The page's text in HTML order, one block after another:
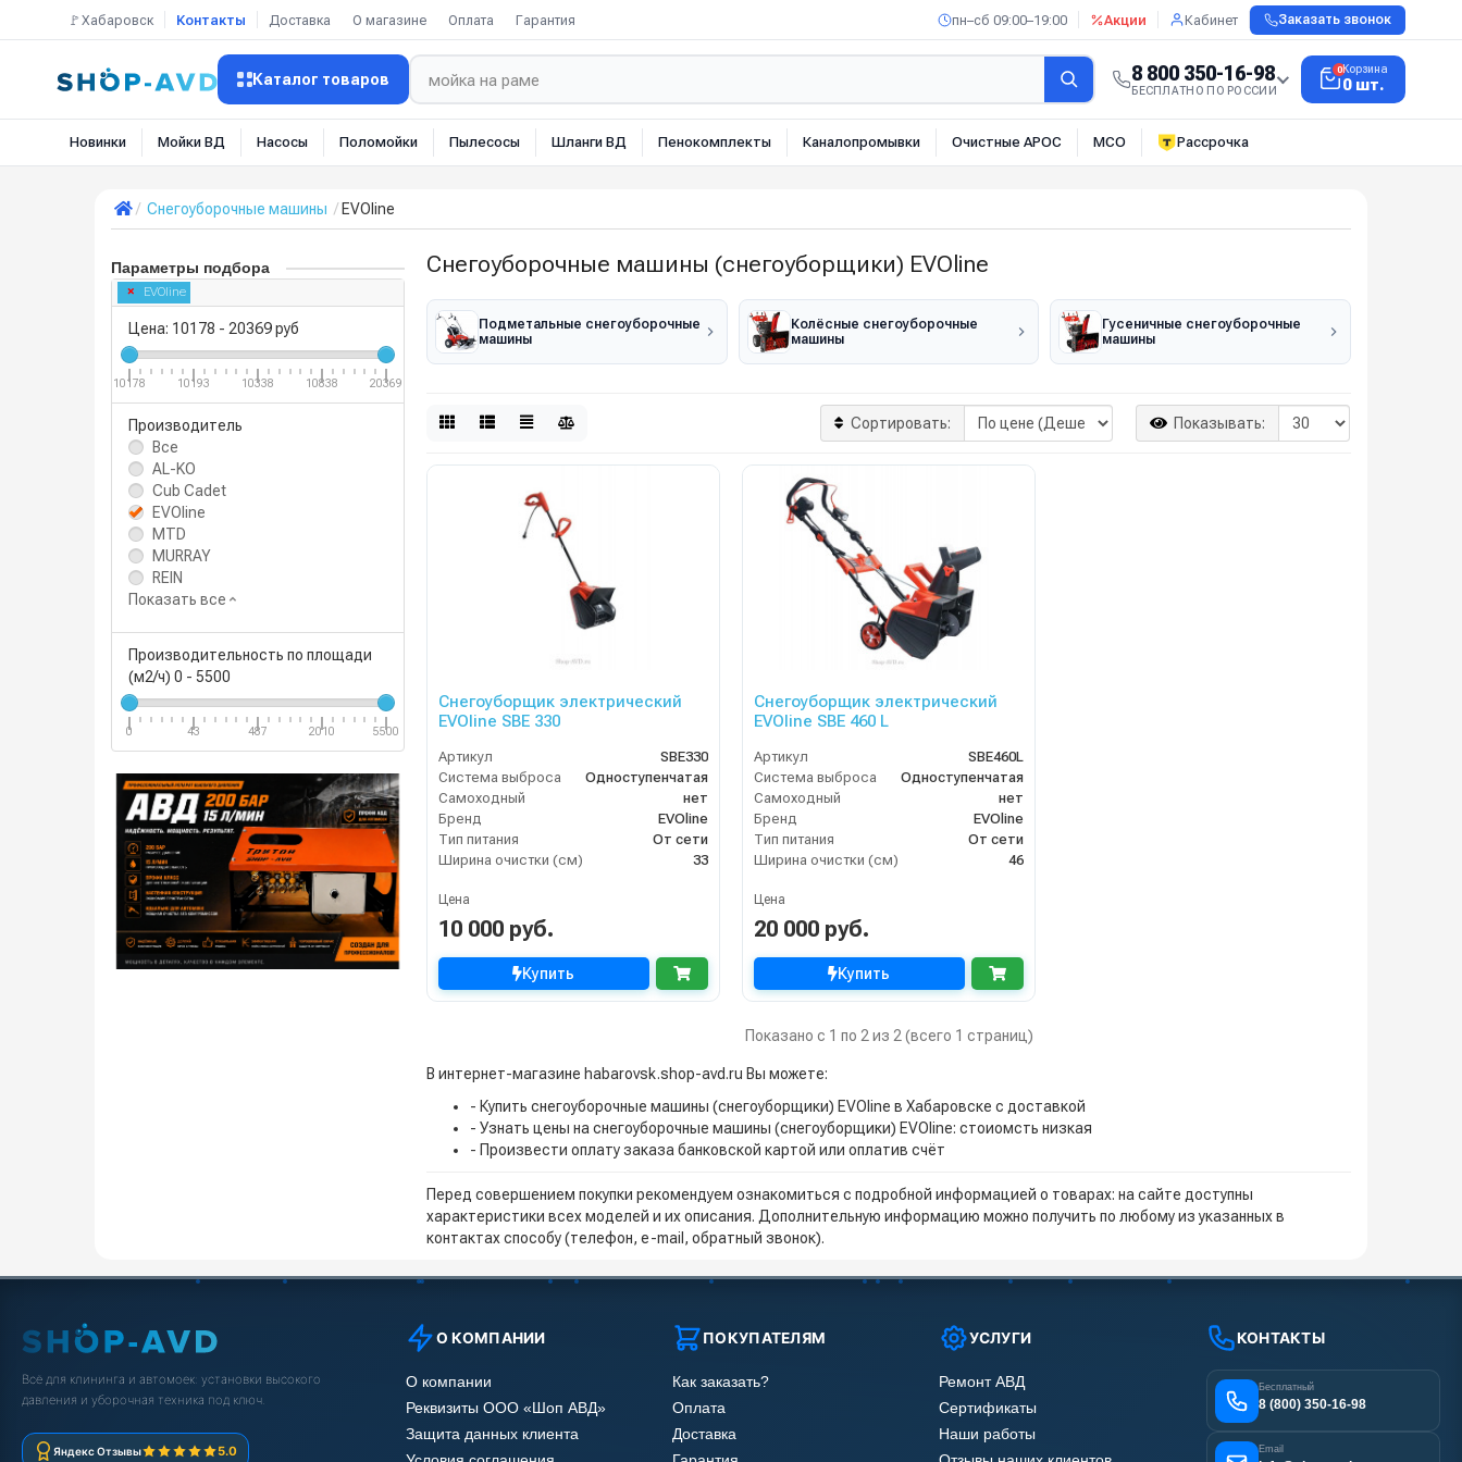
🚩Хабаровск Контакты Доставка О магазине Оплата Гарантия пн–сб 09:00–19:00 Акции Кабинет Заказать звонок
Каталог товаров 8 800 350-16-98
БЕСПЛАТНО ПО РОССИИ
0Корзина
0 шт.
Новинки Мойки ВД Насосы Поломойки Пылесосы Шланги ВД Пенокомплекты Каналопромывки Очистные АРОС МСО Рассрочка
Снегоуборочные машины EVOline
Параметры подбора
EVOline
Цена: 10178 - 20369руб
10178 10193 10338 10838 20369
Производитель
Все
AL-KO
Cub Cadet
EVOline
MTD
MURRAY
REIN
Показать все
Производительность по площади
(м2/ч) 0 - 5500
0 43 487 2010 5500
Снегоуборочные машины (снегоуборщики) EVOline
Подметальные снегоуборочные
машины
Колёсные снегоуборочные
машины
Гусеничные снегоуборочные
машины
Сортировать: Показывать:
Снегоуборщик электрический
EVOline SBE 330
Артикул
SBE330
Система выброса
Одноступенчатая
Самоходный
нет
Бренд
EVOline
Тип питания
От сети
Ширина очистки (см)
33
Цена
10 000 руб.
Купить
Снегоуборщик электрический
EVOline SBE 460 L
Артикул
SBE460L
Система выброса
Одноступенчатая
Самоходный
нет
Бренд
EVOline
Тип питания
От сети
Ширина очистки (см)
46
Цена
20 000 руб.
Купить
Показано с 1 по 2 из 2 (всего 1 страниц)
В интернет-магазине habarovsk.shop-avd.ru Вы можете:
- Купить снегоуборочные машины (снегоуборщики) EVOline в Хабаровске с доставкой
- Узнать цены на снегоуборочные машины (снегоуборщики) EVOline: стоиомсть низкая
- Произвести оплату заказа банковской картой или оплатив счёт
Перед совершением покупки рекомендуем ознакомиться с подробной информацией о товарах: на сайте доступны
характеристики всех моделей и их описания. Дополнительную информацию можно получить по любому из указанных в
контактах способу (телефон, e-mail, обратный звонок).
Всё для клининга и автомоек: установки высокого
давления и уборочная техника под ключ.
Яндекс Отзывы 5.0
О КОМПАНИИ
О компании
Реквизиты ООО «Шоп АВД»
Защита данных клиента
ПОКУПАТЕЛЯМ
Как заказать?
Оплата
Доставка
УСЛУГИ
Ремонт АВД
Сертификаты
Наши работы
КОНТАКТЫ
Бесплатный
8 (800) 350-16-98
Email